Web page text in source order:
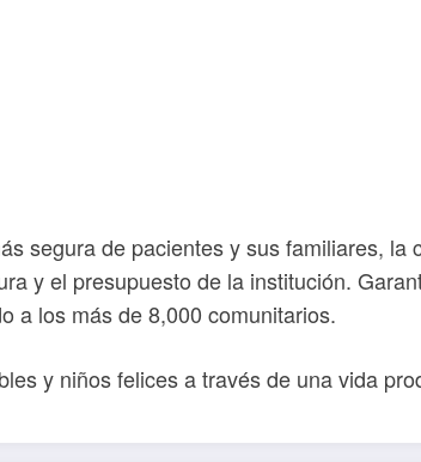
segura de pacientes y sus familiares,
y el presupuesto de la institución.
a los más de 8,000 comunitarios.
y niños felices a través de una vida